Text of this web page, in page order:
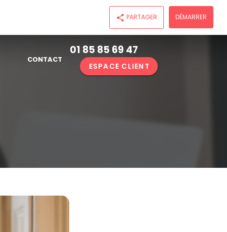
CONTACT
01 85 85 69 47
ESPACE CLIENT
share PARTAGER DÉMARRER